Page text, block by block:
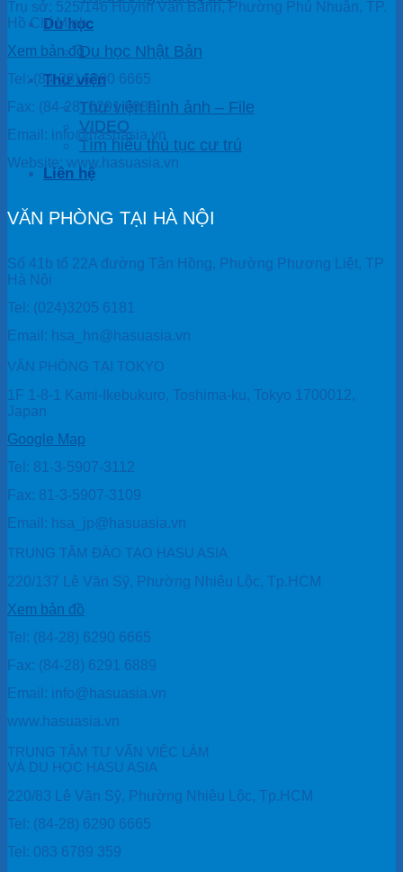
Du học
Du học Nhật Bản
Thư viện
Thư viện hình ảnh – File
VIDEO
Tìm hiểu thủ tục cư trú
Liên hệ
Trụ sở: 525/146 Huỳnh Văn Bánh, Phường Phú Nhuận, TP.
Hồ Chí Minh
Xem bản đồ
Tel: (84-28) 6290 6665
Fax: (84-28) 6291 6889
Email: info@hasuasia.vn
Website: www.hasuasia.vn
VĂN PHÒNG TẠI HÀ NỘI
Số 41b tổ 22A đường Tân Hồng, Phường Phương Liệt, TP
Hà Nội
Tel: (024)3205 6181
Email: hsa_hn@hasuasia.vn
VĂN PHÒNG TẠI TOKYO
1F 1-8-1 Kami-Ikebukuro, Toshima-ku, Tokyo 1700012,
Japan
Google Map
Tel: 81-3-5907-3112
Fax: 81-3-5907-3109
Email: hsa_jp@hasuasia.vn
TRUNG TÂM ĐÀO TẠO HASU ASIA
220/137 Lê Văn Sỹ, Phường Nhiêu Lộc, Tp.HCM
Xem bản đồ
Tel: (84-28) 6290 6665
Fax: (84-28) 6291 6889
Email: info@hasuasia.vn
www.hasuasia.vn
TRUNG TÂM TƯ VẤN VIỆC LÀM
VÀ DU HỌC HASU ASIA
220/83 Lê Văn Sỹ, Phường Nhiêu Lộc, Tp.HCM
Tel: (84-28) 6290 6665
Tel: 083 6789 359